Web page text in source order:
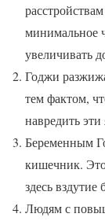
минимальное
увеличивать
Годжи
тем фактом,
навредить
Беременным
кишечник.
здесь вздутие
Людям с